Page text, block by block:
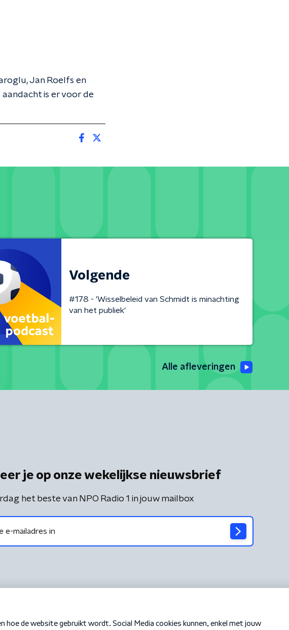
Jan Roelfs en
is er voor de
Volgende
#178 - 'Wisselbeleid van Schmidt is minachting
van het publiek'
Alle afleveringen
je op onze wekelijkse nieuwsbrief
het beste van NPO Radio 1 in jouw mailbox